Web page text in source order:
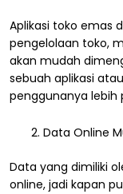
Aplikasi toko emas
pengelolaan toko,
akan mudah
sebuah aplikasi atau
penggunanya lebih
Data Online
Data yang dimiliki
online, jadi kapan